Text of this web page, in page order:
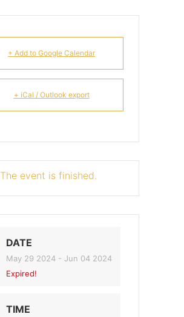
+ Add to Google Calendar
+ iCal / Outlook export
The event is finished.
DATE
May 29 2024 - Jun 04 2024
Expired!
TIME